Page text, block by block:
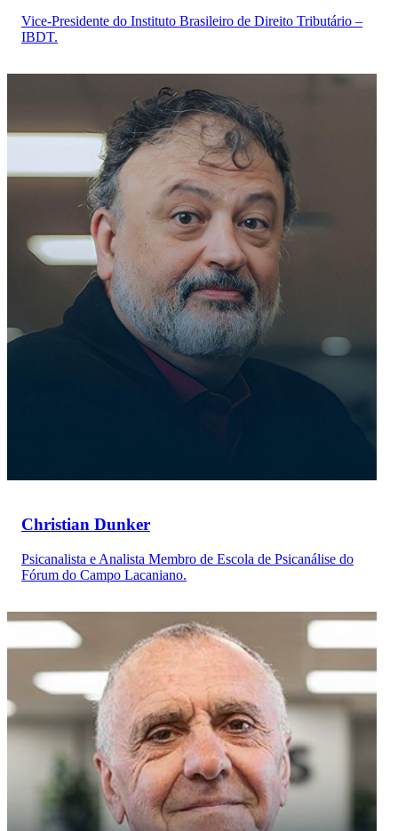
Vice-Presidente do Instituto Brasileiro de Direito Tributário –
IBDT.
Christian Dunker
Psicanalista e Analista Membro de Escola de Psicanálise do
Fórum do Campo Lacaniano.